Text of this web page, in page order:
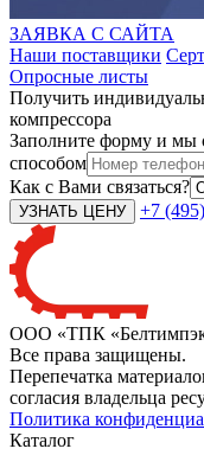
ЗАЯВКА С САЙТА
Наши поставщики
Опросные листы
Получить
компрессора
Заполните форму и
способом
Как с Вами связаться?
+7
ООО «ТПК
Все права защищены.
Перепечатка
согласия владельца
Политика
Каталог